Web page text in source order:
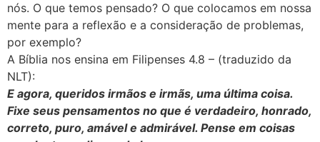
nós. O que temos pensado? O que colocamos em nossa
mente para a reflexão e a consideração de problemas,
por exemplo?
A Bíblia nos ensina em Filipenses 4.8 – (traduzido da
NLT):
E agora, queridos irmãos e irmãs, uma última coisa.
Fixe seus pensamentos no que é verdadeiro, honrado,
correto, puro, amável e admirável. Pense em coisas